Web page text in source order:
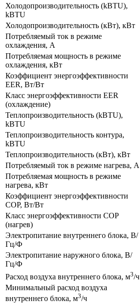
Холодопроизводительность (kBTU),
kBTU
Холодопроизводительность (кВт), кВт
Потребляемый ток в режиме
охлаждения, А
Потребляемая мощность в режиме
охлаждения, кВт
Коэффициент энергоэффективности
EER, Вт/Вт
Класс энергоэффективности EER
(охлаждение)
Теплопроизводительность (kBTU),
kBTU
Теплопроизводительность контура,
kBTU
Теплопроизводительность (кВт), кВт
Потребляемый ток в режиме нагрева, А
Потребляемая мощность в режиме
нагрева, кВт
Коэффициент энергоэффективности
COP, Вт/Вт
Класс энергоэффективности COP
(нагрев)
Электропитание внутреннего блока, В/
Гц/Ф
Электропитание наружного блока, В/
Гц/Ф
Расход воздуха внутреннего блока, м3/ч
Минимальный расход воздуха
внутреннего блока, м3/ч